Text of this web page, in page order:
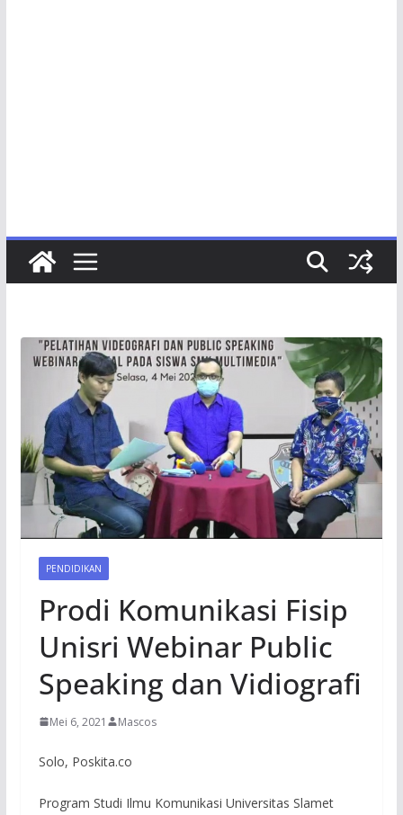
PENDIDIKAN
Prodi Komunikasi Fisip
Unisri Webinar Public
Speaking dan Vidiografi
Mei 6, 2021 Mascos
Solo, Poskita.co
Program Studi Ilmu Komunikasi Universitas Slamet